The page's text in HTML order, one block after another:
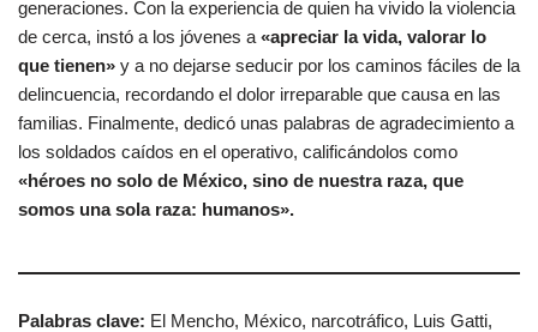
generaciones. Con la experiencia de quien ha vivido la violencia
de cerca, instó a los jóvenes a «apreciar la vida, valorar lo
que tienen» y a no dejarse seducir por los caminos fáciles de la
delincuencia, recordando el dolor irreparable que causa en las
familias. Finalmente, dedicó unas palabras de agradecimiento a
los soldados caídos en el operativo, calificándolos como
«héroes no solo de México, sino de nuestra raza, que
somos una sola raza: humanos».
Palabras clave: El Mencho, México, narcotráfico, Luis Gatti,